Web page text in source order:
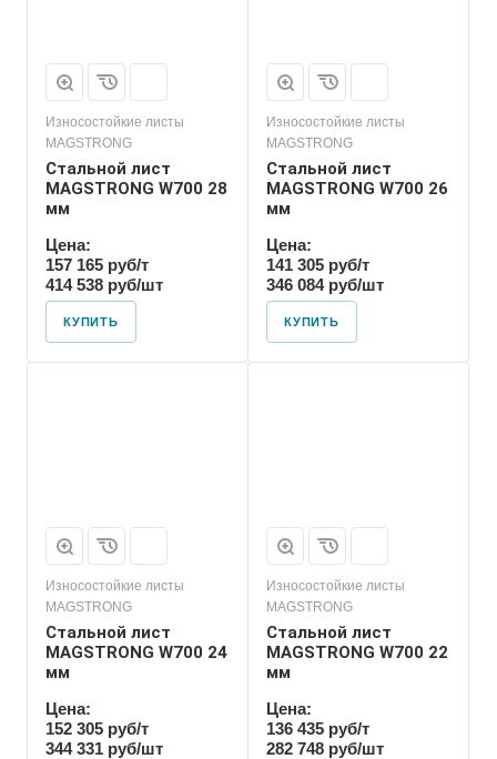
Износостойкие листы
MAGSTRONG
Стальной лист
MAGSTRONG W700 28
мм
Цена:
157 165 руб/т
414 538 руб/шт
КУПИТЬ
Износостойкие листы
MAGSTRONG
Стальной лист
MAGSTRONG W700 26
мм
Цена:
141 305 руб/т
346 084 руб/шт
КУПИТЬ
Износостойкие листы
MAGSTRONG
Стальной лист
MAGSTRONG W700 24
мм
Цена:
152 305 руб/т
344 331 руб/шт
Износостойкие листы
MAGSTRONG
Стальной лист
MAGSTRONG W700 22
мм
Цена:
136 435 руб/т
282 748 руб/шт